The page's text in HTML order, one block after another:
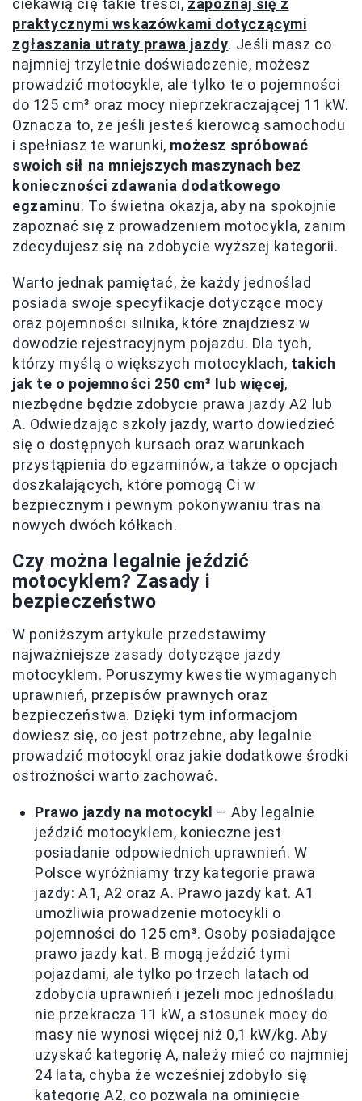
praktycznymi wskazówkami dotyczącymi
zgłaszania utraty prawa jazdy. Jeśli masz co
najmniej trzyletnie doświadczenie, możesz
prowadzić motocykle, ale tylko te o pojemności
do 125 cm³ oraz mocy nieprzekraczającej 11 kW.
Oznacza to, że jeśli jesteś kierowcą samochodu
i spełniasz te warunki, możesz spróbować
swoich sił na mniejszych maszynach bez
konieczności zdawania dodatkowego
egzaminu. To świetna okazja, aby na spokojnie
zapoznać się z prowadzeniem motocykla, zanim
zdecydujesz się na zdobycie wyższej kategorii.
Warto jednak pamiętać, że każdy jednoślad
posiada swoje specyfikacje dotyczące mocy
oraz pojemności silnika, które znajdziesz w
dowodzie rejestracyjnym pojazdu. Dla tych,
którzy myślą o większych motocyklach, takich
jak te o pojemności 250 cm³ lub więcej,
niezbędne będzie zdobycie prawa jazdy A2 lub
A. Odwiedzając szkoły jazdy, warto dowiedzieć
się o dostępnych kursach oraz warunkach
przystąpienia do egzaminów, a także o opcjach
doszkalających, które pomogą Ci w
bezpiecznym i pewnym pokonywaniu tras na
nowych dwóch kółkach.
Czy można legalnie jeździć
motocyklem? Zasady i
bezpieczeństwo
W poniższym artykule przedstawimy
najważniejsze zasady dotyczące jazdy
motocyklem. Poruszymy kwestie wymaganych
uprawnień, przepisów prawnych oraz
bezpieczeństwa. Dzięki tym informacjom
dowiesz się, co jest potrzebne, aby legalnie
prowadzić motocykl oraz jakie dodatkowe środki
ostrożności warto zachować.
Prawo jazdy na motocykl – Aby legalnie
jeździć motocyklem, konieczne jest
posiadanie odpowiednich uprawnień. W
Polsce wyróżniamy trzy kategorie prawa
jazdy: A1, A2 oraz A. Prawo jazdy kat. A1
umożliwia prowadzenie motocykli o
pojemności do 125 cm³. Osoby posiadające
prawo jazdy kat. B mogą jeździć tymi
pojazdami, ale tylko po trzech latach od
zdobycia uprawnień i jeżeli moc jednośladu
nie przekracza 11 kW, a stosunek mocy do
masy nie wynosi więcej niż 0,1 kW/kg. Aby
uzyskać kategorię A, należy mieć co najmniej
24 lata, chyba że wcześniej zdobyło się
kategorię A2, co pozwala na ominięcie